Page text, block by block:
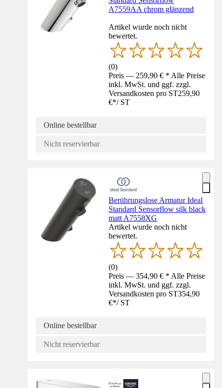
A7559AA chrom glänzend
Artikel wurde noch nicht
bewertet.
(0)
Preis — 259,90 € * Alle Preise
inkl. MwSt. und ggf. zzgl.
Versandkosten pro ST259,90
€*/ ST
Online bestellbar
Nicht reservierbar
Berührungslose Armatur Ideal
Standard Sensorflow silk black
matt A7558XG
Artikel wurde noch nicht
bewertet.
(0)
Preis — 354,90 € * Alle Preise
inkl. MwSt. und ggf. zzgl.
Versandkosten pro ST354,90
€*/ ST
Online bestellbar
Nicht reservierbar